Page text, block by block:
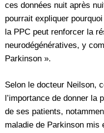
ces données nuit après
pourrait expliquer
la PPC peut renforcer la
neurodégénératives, y
Parkinson ».
Selon le docteur Neilson,
l’importance de donner la
de ses patients,
maladie de Parkinson mis